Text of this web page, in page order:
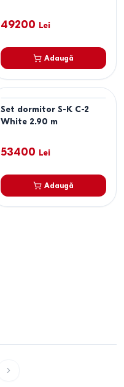
49200 Lei
Adaugă
Set dormitor S-K C-2
White 2.90 m
53400 Lei
Adaugă